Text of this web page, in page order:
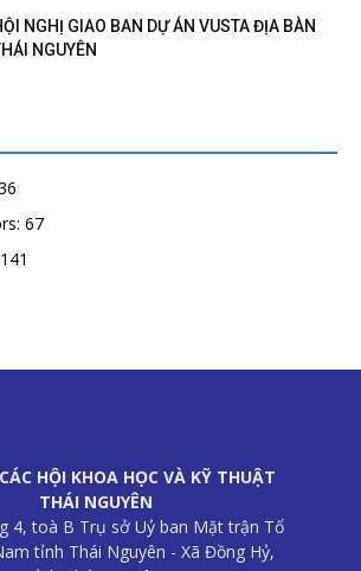
NGHỊ GIAO BAN DỰ ÁN VUSTA ĐỊA BÀN
NGUYÊN
67
HỘI KHOA HỌC VÀ KỸ THUẬT
THÁI NGUYÊN
4, toà B Trụ sở Uỷ ban Mặt trận Tổ
tỉnh Thái Nguyên - Xã Đồng Hỷ,